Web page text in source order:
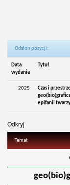
Odsłon pozycji:
Data
wydania
Tytuł
2025
Czas i
epifanii twarzy
Odkryj
Temat